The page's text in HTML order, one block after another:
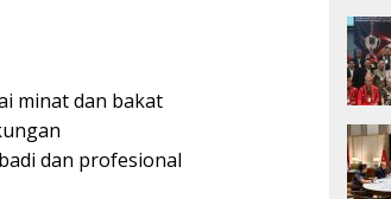
minat dan bakat
dan profesional